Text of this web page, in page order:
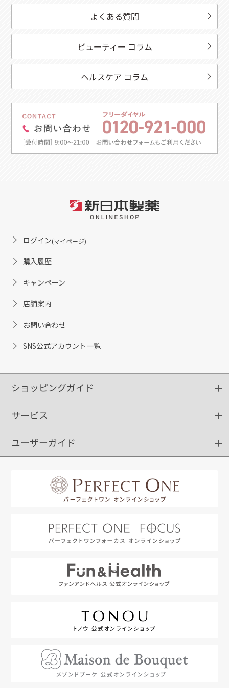
よくある質問
ビューティー コラム
ヘルスケア コラム
ログイン(マイページ)
購入履歴
キャンペーン
店舗案内
お問い合わせ
SNS公式アカウント一覧
ショッピングガイド
ショッピングガイド
ご注文方法
送料・配送
クーポンご利用方法
サービス
定期購入
ポイントサービス
お知らせメール
ユーザーガイド